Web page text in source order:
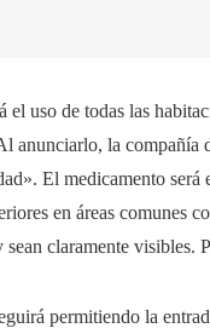
uso de todas las
anunciarlo, la
El medicamento
en áreas comunes
sean claramente visibles.
permitiendo la